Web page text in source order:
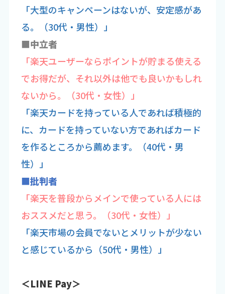
「大型のキャンペーンはないが、安定感があ
る。（30代・男性）」
■中立者
「楽天ユーザーならポイントが貯まる使える
でお得だが、それ以外は他でも良いかもしれ
ないから。（30代・女性）」
「楽天カードを持っている人であれば積極的
に、カードを持っていない方であればカード
を作るところから薦めます。（40代・男
性）」
■批判者
「楽天を普段からメインで使っている人には
おススメだと思う。（30代・女性）」
「楽天市場の会員でないとメリットが少ない
と感じているから（50代・男性）」
＜LINE Pay＞